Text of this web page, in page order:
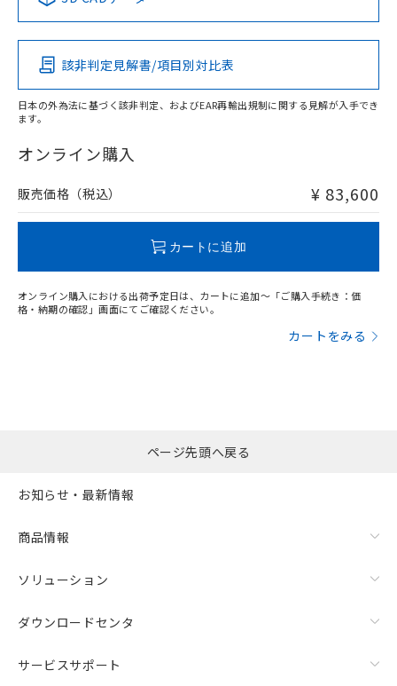
Pb Hg Cd Cr(VI)
O
在庫等で未対応品が混在する可能性があります。
問い合わせください。
この製品の規格認証/適合状況ページへ
その他の認証はこちらのページからご検索ください
該非判定見解書/項目別対比表
日本の外為法に基づく該非判定、およびEAR再輸出規制に関する見解が入手でき
ます。
オンライン購入
販売価格（税込） ¥ 83,600
カートに追加
オンライン購入における出荷予定日は、カートに追加～「ご購入手続き：価
格・納期の確認」画面にてご確認ください。
カートをみる
ページ先頭へ戻る
お知らせ・最新情報
商品情報
ソリューション
ダウンロードセンタ
サービスサポート